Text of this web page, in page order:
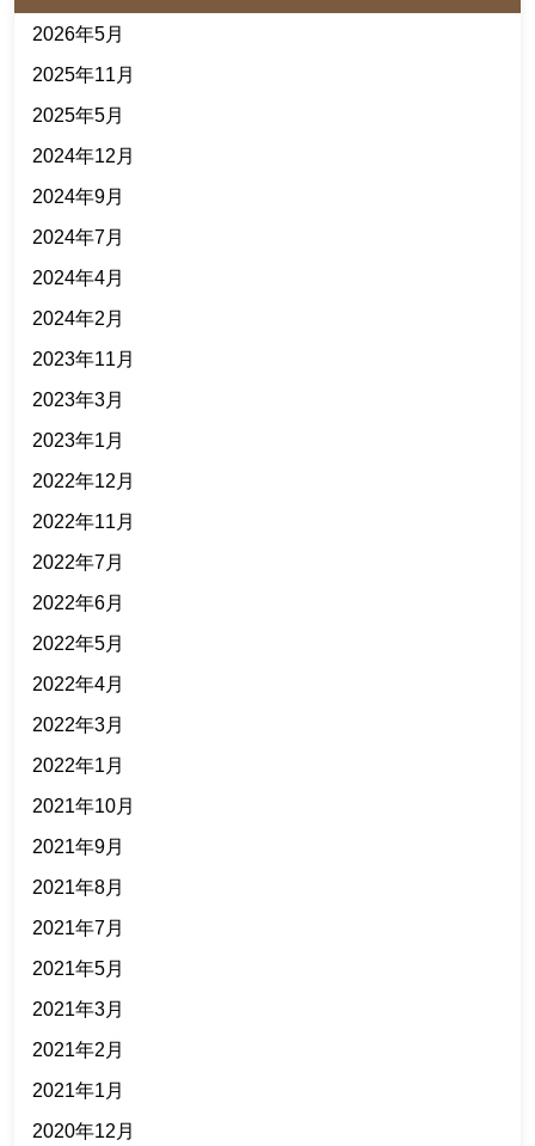
2026年5月
2025年11月
2025年5月
2024年12月
2024年9月
2024年7月
2024年4月
2024年2月
2023年11月
2023年3月
2023年1月
2022年12月
2022年11月
2022年7月
2022年6月
2022年5月
2022年4月
2022年3月
2022年1月
2021年10月
2021年9月
2021年8月
2021年7月
2021年5月
2021年3月
2021年2月
2021年1月
2020年12月